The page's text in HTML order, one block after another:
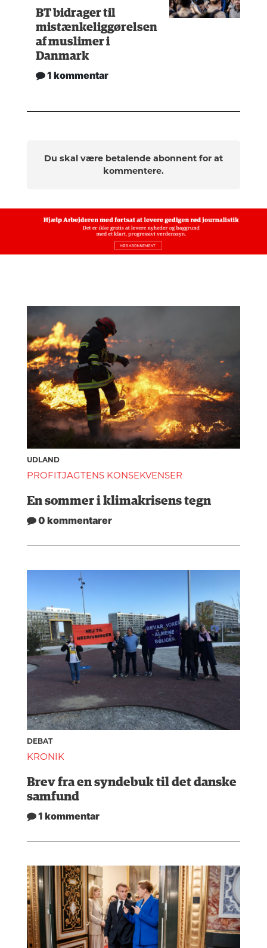
BT bidrager til
mistænkeliggørelsen
af muslimer i
Danmark
1 kommentar
Du skal være betalende abonnent for at
kommentere.
UDLAND
PROFITJAGTENS KONSEKVENSER
En sommer i klimakrisens tegn
0 kommentarer
DEBAT
KRONIK
Brev fra en syndebuk til det danske
samfund
1 kommentar